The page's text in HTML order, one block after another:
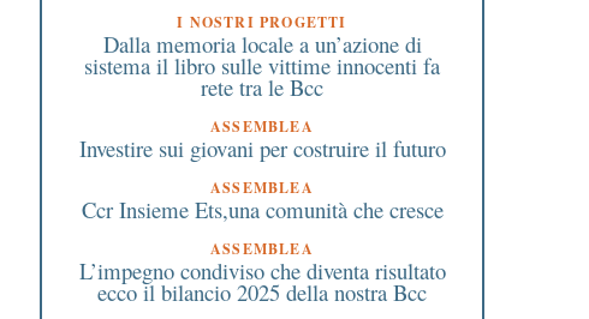
I NOSTRI PROGETTI
Dalla memoria locale a un’azione di
sistema il libro sulle vittime innocenti fa
rete tra le Bcc
ASSEMBLEA
Investire sui giovani per costruire il futuro
ASSEMBLEA
Ccr Insieme Ets,una comunità che cresce
ASSEMBLEA
L’impegno condiviso che diventa risultato
ecco il bilancio 2025 della nostra Bcc